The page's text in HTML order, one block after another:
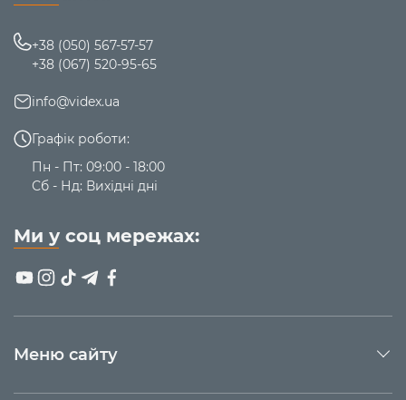
Меню сайту
+38 (050) 567-57-57
+38 (067) 520-95-65
info@videx.ua
Графік роботи:
Пн - Пт: 09:00 - 18:00
Сб - Нд: Вихідні дні
Ми у соц мережах: